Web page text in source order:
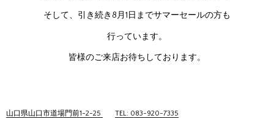
そして、引き続き8月1日までサマーセールの方も
行っています。
皆様のご来店お待ちしております。
山口県山口市道場門前1-2-25 TEL: 083-920-7335